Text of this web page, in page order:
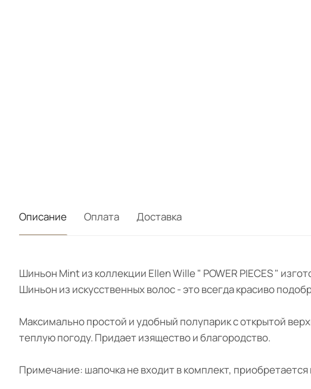
Описание Оплата Доставка
Шиньон Mint из коллекции Ellen Wille " POWER PIECES "
Шиньон из искусственных волос - это всегда красиво
Максимально простой и удобный полупарик с открытой
теплую погоду. Придает изящество и благородство.
Примечание: шапочка не входит в комплект, приобретается